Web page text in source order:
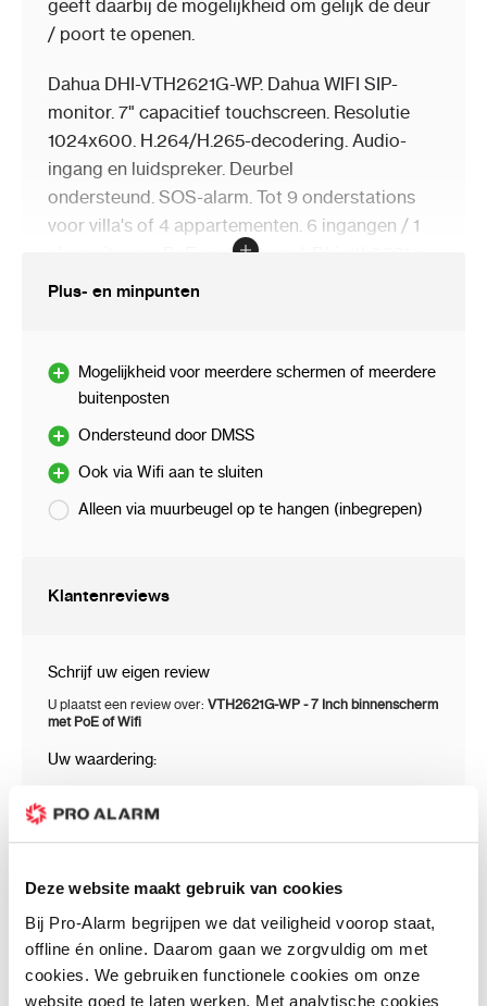
Deze website maakt gebruik van cookies
Bij Pro-Alarm begrijpen we dat veiligheid voorop staat,
offline én online. Daarom gaan we zorgvuldig om met
cookies. We gebruiken functionele cookies om onze
website goed te laten werken. Met analytische cookies
geeft daarbij de mogelijkheid om gelijk de deur
/ poort te openen.
Dahua DHI-VTH2621G-WP. Dahua WIFI SIP-
monitor. 7" capacitief touchscreen. Resolutie
1024x600. H.264/H.265-decodering. Audio-
ingang en luidspreker. Deurbel
ondersteund. SOS-alarm. Tot 9 onderstations
voor villa's of 4 appartementen. 6 ingangen / 1
alarmuitgang. PoE ondersteund. Dhi-vth2621g-
wp.
Specificaties
Geïntegreerd Linux-besturingssysteem
Audiocompressie G.711a, G.711u, PCM
Inclusief 1 audio-ingang
Ondersteunt echo-onderdrukking
Volledig digitale communicatiemodus
6 ingangen / 1 alarmuitgang
Plus- en minpunten
Mogelijkheid voor meerdere schermen of meerdere
buitenposten
Ondersteund door DMSS
Ook via Wifi aan te sluiten
Alleen via muurbeugel op te hangen (inbegrepen)
Klantenreviews
Schrijf uw eigen review
U plaatst een review over: VTH2621G-WP - 7 Inch binnenscherm
met PoE of Wifi
Uw waardering:
Kwaliteit
Prijs
Uw naam
Samenvatting
Review